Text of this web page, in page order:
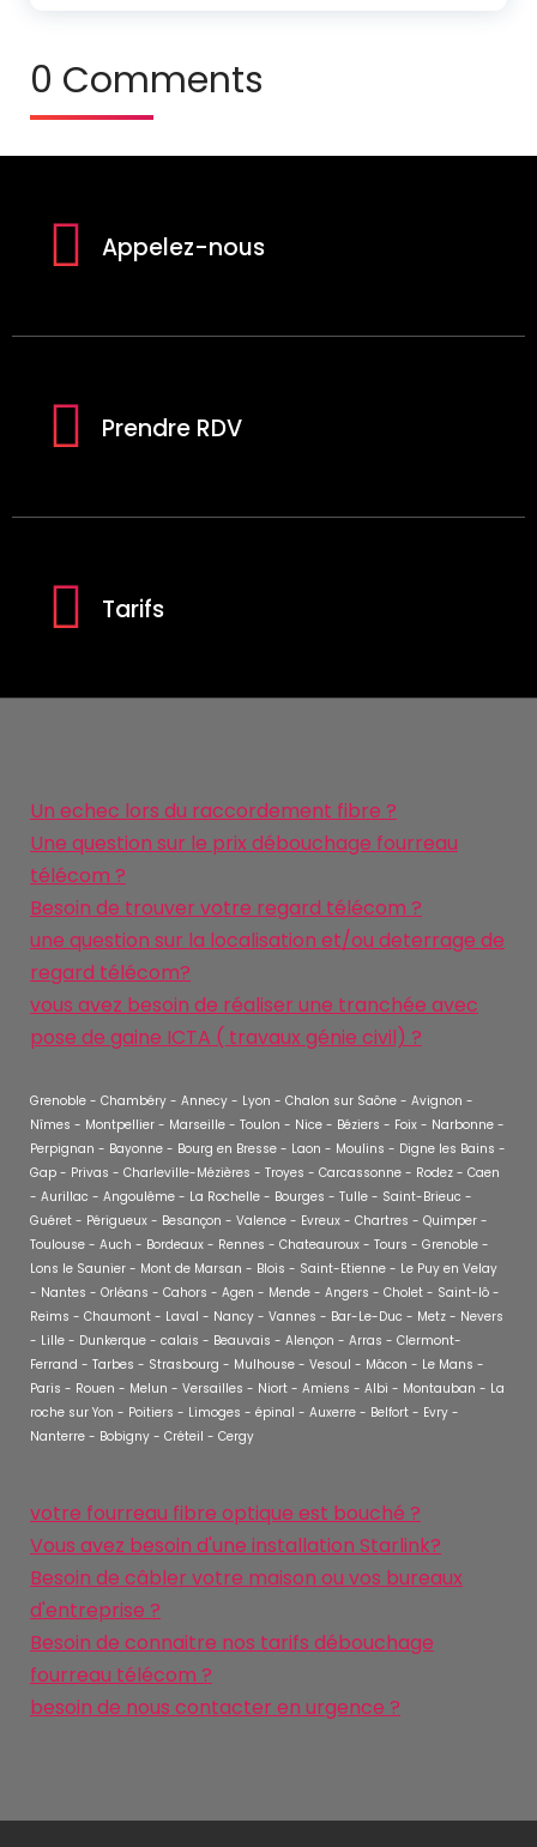
0 Comments
Appelez-nous
Prendre RDV
Tarifs
Un echec lors du raccordement fibre ?
Une question sur le prix débouchage fourreau
télécom ?
Besoin de trouver votre regard télécom ?
une question sur la localisation et/ou deterrage de
regard télécom?
vous avez besoin de réaliser une tranchée avec
pose de gaine ICTA ( travaux génie civil) ?
Grenoble - Chambéry - Annecy - Lyon - Chalon sur Saône - Avignon -
Nîmes - Montpellier - Marseille - Toulon - Nice - Béziers - Foix - Narbonne -
Perpignan - Bayonne - Bourg en Bresse - Laon - Moulins - Digne les Bains -
Gap - Privas - Charleville-Mézières - Troyes - Carcassonne - Rodez - Caen
- Aurillac - Angoulême - La Rochelle - Bourges - Tulle - Saint-Brieuc -
Guéret - Périgueux - Besançon - Valence - Evreux - Chartres - Quimper -
Toulouse - Auch - Bordeaux - Rennes - Chateauroux - Tours - Grenoble -
Lons le Saunier - Mont de Marsan - Blois - Saint-Etienne - Le Puy en Velay
- Nantes - Orléans - Cahors - Agen - Mende - Angers - Cholet - Saint-lô -
Reims - Chaumont - Laval - Nancy - Vannes - Bar-Le-Duc - Metz - Nevers
- Lille - Dunkerque - calais - Beauvais - Alençon - Arras - Clermont-
Ferrand - Tarbes - Strasbourg - Mulhouse - Vesoul - Mâcon - Le Mans -
Paris - Rouen - Melun - Versailles - Niort - Amiens - Albi - Montauban - La
roche sur Yon - Poitiers - Limoges - épinal - Auxerre - Belfort - Evry -
Nanterre - Bobigny - Créteil - Cergy
votre fourreau fibre optique est bouché ?
Vous avez besoin d'une installation Starlink?
Besoin de câbler votre maison ou vos bureaux
d'entreprise ?
Besoin de connaitre nos tarifs débouchage
fourreau télécom ?
besoin de nous contacter en urgence ?